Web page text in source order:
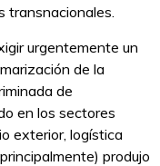
transnacionales.
urgentemente un
de la
de
en los sectores
exterior, logística
produjo